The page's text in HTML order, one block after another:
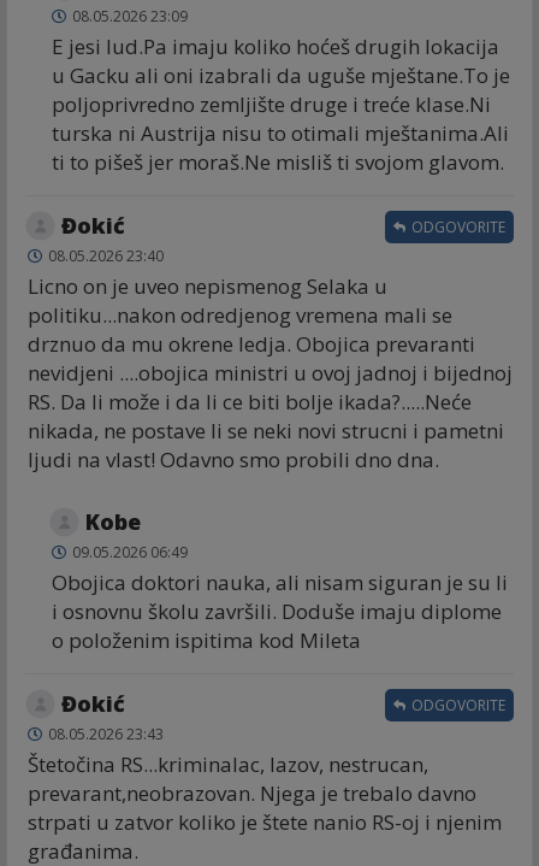
08.05.2026 23:09
E jesi lud.Pa imaju koliko hoćeš drugih lokacija
u Gacku ali oni izabrali da uguše mještane.To je
poljoprivredno zemljište druge i treće klase.Ni
turska ni Austrija nisu to otimali mještanima.Ali
ti to pišeš jer moraš.Ne misliš ti svojom glavom.
Đokić
08.05.2026 23:40
Licno on je uveo nepismenog Selaka u
politiku...nakon odredjenog vremena mali se
drznuo da mu okrene ledja. Obojica prevaranti
nevidjeni ....obojica ministri u ovoj jadnoj i bijednoj
RS. Da li može i da li ce biti bolje ikada?.....Neće
nikada, ne postave li se neki novi strucni i pametni
ljudi na vlast! Odavno smo probili dno dna.
ODGOVORITE
Kobe
09.05.2026 06:49
Obojica doktori nauka, ali nisam siguran je su li
i osnovnu školu završili. Doduše imaju diplome
o položenim ispitima kod Mileta
Đokić
08.05.2026 23:43
Štetočina RS...kriminalac, lazov, nestrucan,
prevarant,neobrazovan. Njega je trebalo davno
strpati u zatvor koliko je štete nanio RS-oj i njenim
građanima.
ODGOVORITE